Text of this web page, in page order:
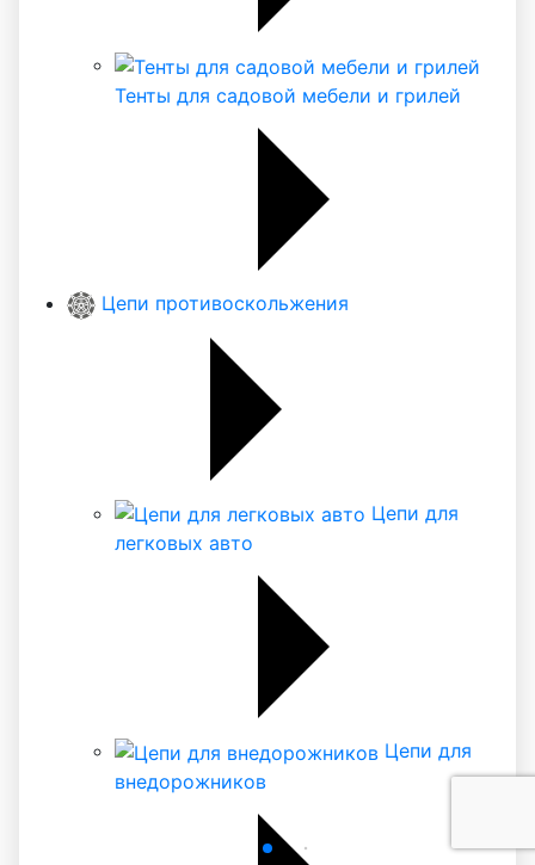
Тенты для садовой мебели и грилей
Цепи противоскольжения
Цепи для
легковых авто
Цепи для
внедорожников